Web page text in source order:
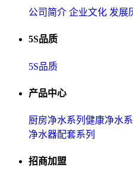
公司简介 企业文化 发展
5S品质
5S品质
产品中心
厨房净水系列 健康净水系
净水器配套系列
招商加盟